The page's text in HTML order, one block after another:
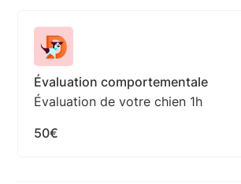
Évaluation comportementale
Évaluation de votre chien 1h
50€